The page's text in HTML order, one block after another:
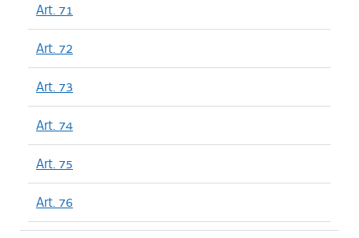
Art. 71
Art. 72
Art. 73
Art. 74
Art. 75
Art. 76